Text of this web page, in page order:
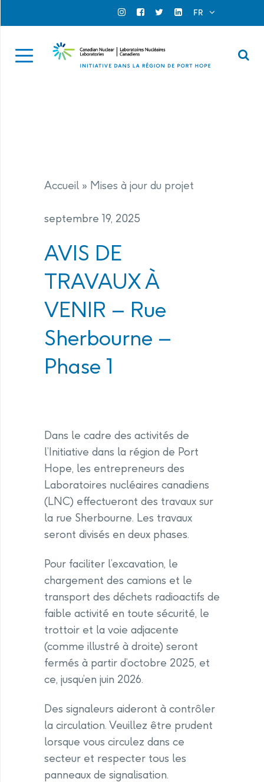
Official InstagramOfficial Facebook
Official TwitterOfficial Linkedin
FR
Accueil » Mises à jour du projet
septembre 19, 2025
AVIS DE
TRAVAUX À
VENIR – Rue
Sherbourne –
Phase 1
Dans le cadre des activités de
l’Initiative dans la région de Port
Hope, les entrepreneurs des
Laboratoires nucléaires canadiens
(LNC) effectueront des travaux sur
la rue Sherbourne. Les travaux
seront divisés en deux phases.
Pour faciliter l’excavation, le
chargement des camions et le
transport des déchets radioactifs de
faible activité en toute sécurité, le
trottoir et la voie adjacente
(comme illustré à droite) seront
fermés à partir d’octobre 2025, et
ce, jusqu’en juin 2026.
Des signaleurs aideront à contrôler
la circulation. Veuillez être prudent
lorsque vous circulez dans ce
secteur et respecter tous les
panneaux de signalisation.